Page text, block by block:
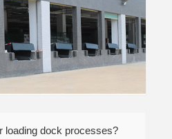
loading dock processes?